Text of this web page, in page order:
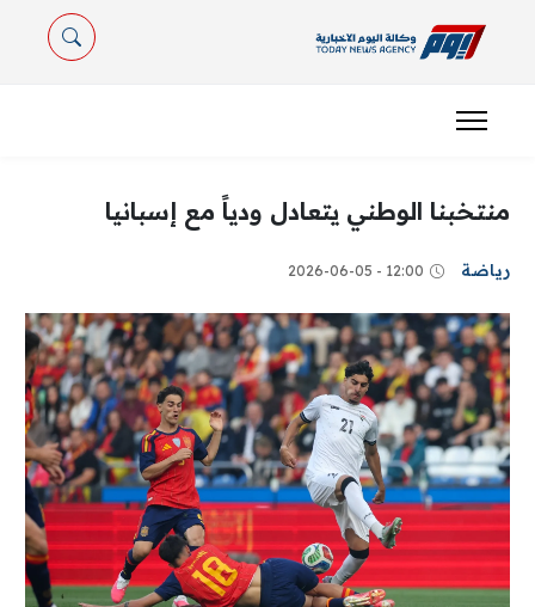
منتخبنا الوطني يتعادل ودياً مع إسبانيا
رياضة 12:00 - 2026-06-05